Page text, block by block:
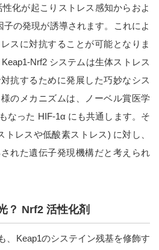
化が起こりストレス感知からおよ
の発現が誘導されます。これによ
スに対抗することが可能となりま
Nrf2 システムは生体ストレス
抗するために発展した巧妙なシス
のメカニズムは、ノーベル賞医学
なった HIF-1α にも共通します。そ
レスや低酸素ストレス) に対し、
れた遺伝子発現機構だと考えられ
？ Nrf2 活性化剤
、Keap1のシステイン残基を修飾す